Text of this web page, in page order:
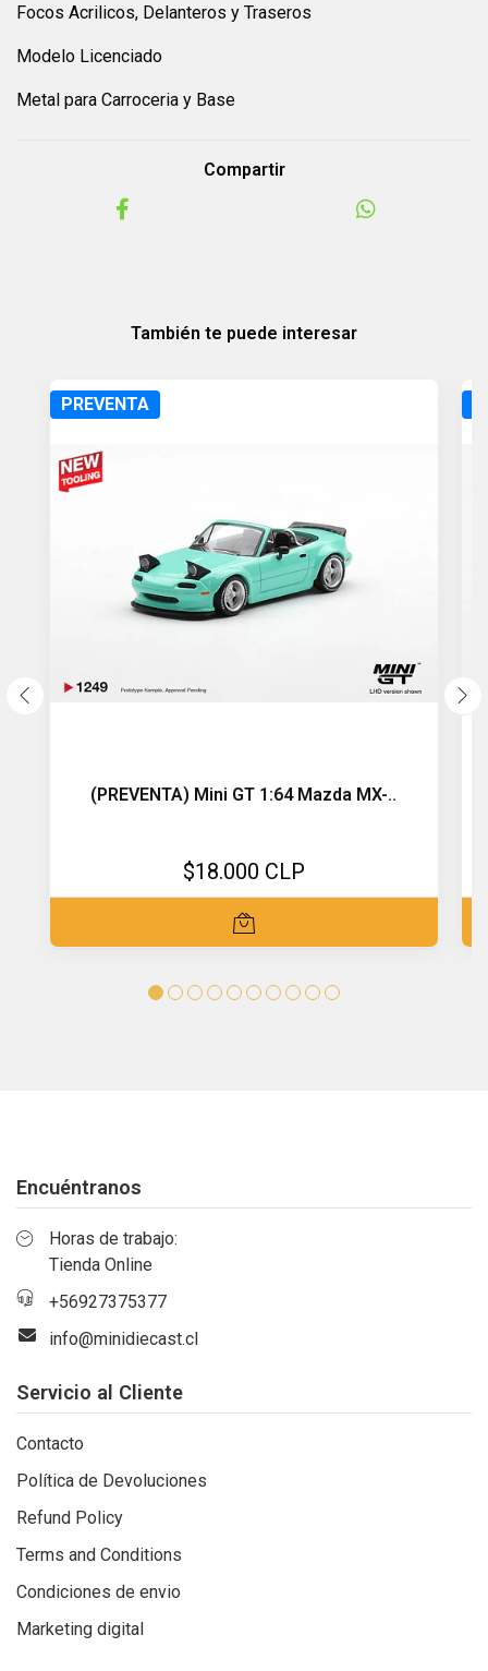
Focos Acrilicos, Delanteros y Traseros
Modelo Licenciado
Metal para Carroceria y Base
Compartir
También te puede interesar
PREVENTA
(PREVENTA) Mini GT 1:64 Mazda MX-..
$18.000 CLP
Encuéntranos
Horas de trabajo:
Tienda Online
+56927375377
info@minidiecast.cl
Servicio al Cliente
Contacto
Política de Devoluciones
Refund Policy
Terms and Conditions
Condiciones de envio
Marketing digital